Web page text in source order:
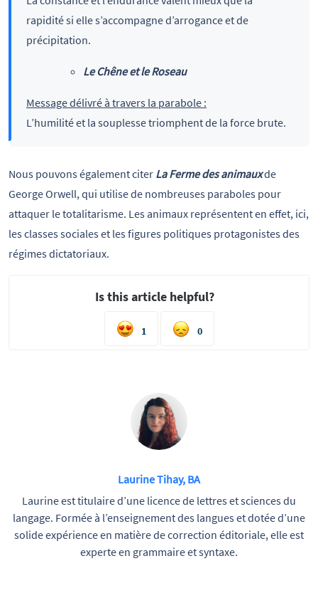
rapidité si elle s’accompagne d’arrogance et de
précipitation.
Le Chêne et le Roseau
Message délivré à travers la parabole :
L’humilité et la souplesse triomphent de la force brute.
Nous pouvons également citer La Ferme des animauxde
George Orwell, qui utilise de nombreuses paraboles pour
attaquer le totalitarisme. Les animaux représentent en effet, ici,
les classes sociales et les figures politiques protagonistes des
régimes dictatoriaux.
Is this article helpful?
1 0
Laurine Tihay, BA
Laurine est titulaire d’une licence de lettres et sciences du
langage. Formée à l’enseignement des langues et dotée d’une
solide expérience en matière de correction éditoriale, elle est
experte en grammaire et syntaxe.